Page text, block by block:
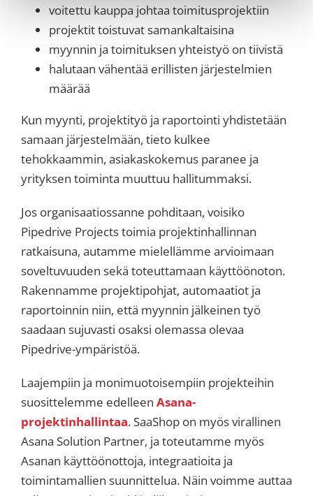
voitettu kauppa johtaa toimitusprojektiin
projektit toistuvat samankaltaisina
myynnin ja toimituksen yhteistyö on tiivistä
halutaan vähentää erillisten järjestelmien
määrää
Kun myynti, projektityö ja raportointi yhdistetään
samaan järjestelmään, tieto kulkee
tehokkaammin, asiakaskokemus paranee ja
yrityksen toiminta muuttuu hallitummaksi.
Jos organisaatiossanne pohditaan, voisiko
Pipedrive Projects toimia projektinhallinnan
ratkaisuna, autamme mielellämme arvioimaan
soveltuvuuden sekä toteuttamaan käyttöönoton.
Rakennamme projektipohjat, automaatiot ja
raportoinnin niin, että myynnin jälkeinen työ
saadaan sujuvasti osaksi olemassa olevaa
Pipedrive-ympäristöä.
Laajempiin ja monimuotoisempiin projekteihin
suosittelemme edelleen Asana-
projektinhallintaa. SaaShop on myös virallinen
Asana Solution Partner, ja toteutamme myös
Asanan käyttöönottoja, integraatioita ja
toimintamallien suunnittelua. Näin voimme auttaa